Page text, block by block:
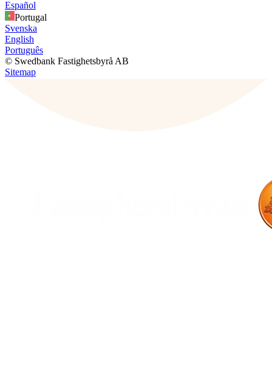
Español
Portugal
Svenska
English
Português
© Swedbank Fastighetsbyrå AB
Sitemap